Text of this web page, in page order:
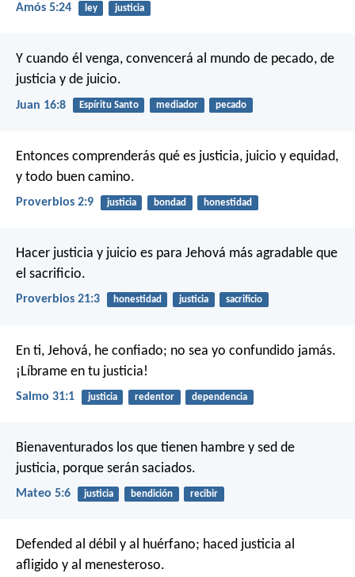
Amós 5:24 ley justicia
Y cuando él venga, convencerá al mundo de pecado, de
justicia y de juicio.
Juan 16:8 Espíritu Santo mediador pecado
Entonces comprenderás qué es justicia, juicio y equidad,
y todo buen camino.
Proverbios 2:9 justicia bondad honestidad
Hacer justicia y juicio es para Jehová más agradable que
el sacrificio.
Proverbios 21:3 honestidad justicia sacrificio
En ti, Jehová, he confiado; no sea yo confundido jamás.
¡Líbrame en tu justicia!
Salmo 31:1 justicia redentor dependencia
Bienaventurados los que tienen hambre y sed de
justicia, porque serán saciados.
Mateo 5:6 justicia bendición recibir
Defended al débil y al huérfano; haced justicia al
afligido y al menesteroso.